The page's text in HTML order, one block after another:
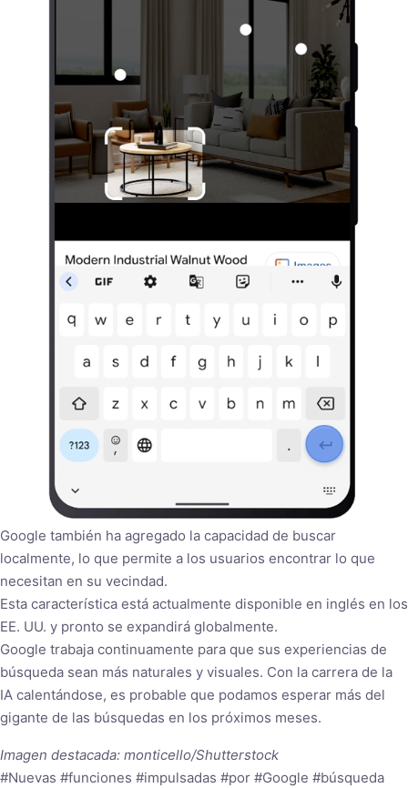
Google también ha agregado la capacidad de buscar
localmente, lo que permite a los usuarios encontrar lo que
necesitan en su vecindad.
Esta característica está actualmente disponible en inglés en los
EE. UU. y pronto se expandirá globalmente.
Google trabaja continuamente para que sus experiencias de
búsqueda sean más naturales y visuales. Con la carrera de la
IA calentándose, es probable que podamos esperar más del
gigante de las búsquedas en los próximos meses.
Imagen destacada: monticello/Shutterstock
#Nuevas #funciones #impulsadas #por #Google #búsqueda